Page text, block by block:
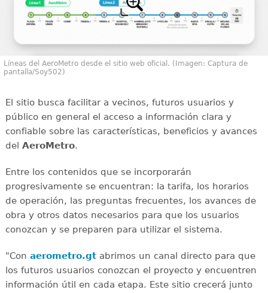
Líneas del AeroMetro desde el sitio web oficial. (Imagen: Captura de
pantalla/Soy502)
El sitio busca facilitar a vecinos, futuros usuarios y
público en general el acceso a información clara y
confiable sobre las características, beneficios y avances
del AeroMetro.
Entre los contenidos que se incorporarán
progresivamente se encuentran: la tarifa, los horarios
de operación, las preguntas frecuentes, los avances de
obra y otros datos necesarios para que los usuarios
conozcan y se preparen para utilizar el sistema.
"Con aerometro.gtabrimos un canal directo para que
los futuros usuarios conozcan el proyecto y encuentren
información útil en cada etapa. Este sitio crecerá junto